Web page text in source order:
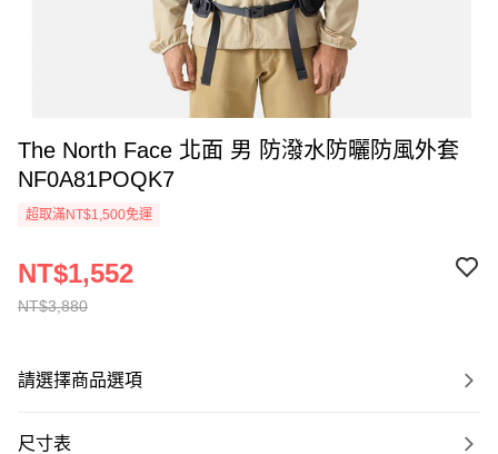
The North Face 北面 男 防潑水防曬防風外套
NF0A81POQK7
超取滿NT$1,500免運
NT$3,880
NT$1,552
請選擇商品選項
尺寸表